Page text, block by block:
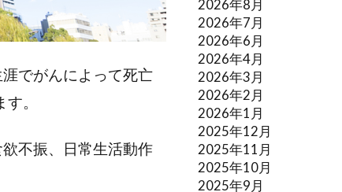
でがんによって死亡
。
不振、日常生活動作
2026年8月
2026年7月
2026年6月
2026年4月
2026年3月
2026年2月
2026年1月
2025年12月
2025年11月
2025年10月
2025年9月